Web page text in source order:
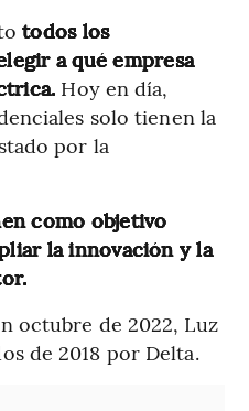
todos los
a qué empresa
Hoy en día,
solo tienen la
por la
como objetivo
la innovación y la
octubre de 2022, Luz
de 2018 por Delta.